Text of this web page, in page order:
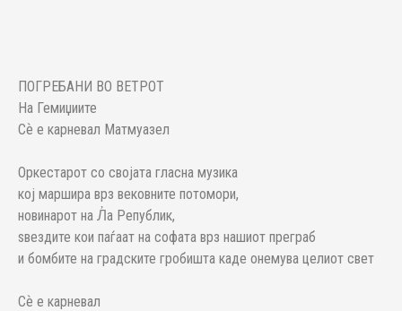
ПОГРЕБАНИ ВО ВЕТРОТ
На Гемиџиите
Сѐ е карневал Матмуазел
Оркестарот со својата гласна музика
кој маршира врз вековните потомори,
новинарот на Л҆а Републик,
ѕвездите кои паѓаат на софата врз нашиот преграб
и бомбите на градските гробишта каде онемува целиот свет
Сѐ е карневал